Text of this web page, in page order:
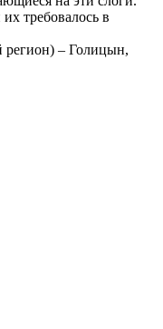
требовалось в
регион) – Голицын,